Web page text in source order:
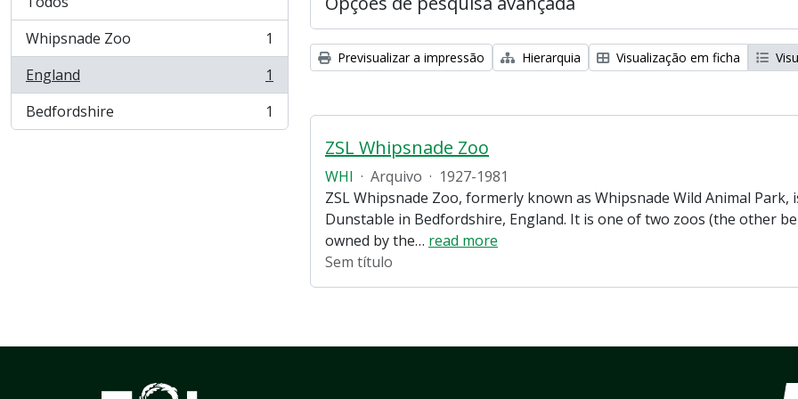
Whipsnade Zoo
, 1 resultados
1
England
, 1 resultados
1
Bedfordshire
, 1 resultados 1
Previsualizar a impressão Hierarquia Visualização em ficha
ZSL Whipsnade Zoo
WHI · Arquivo · 1927-1981
ZSL Whipsnade Zoo, formerly known as Whipsnade Wild Animal
Dunstable in Bedfordshire, England. It is one of two zoos (the other
owned by the… read more
Sem título